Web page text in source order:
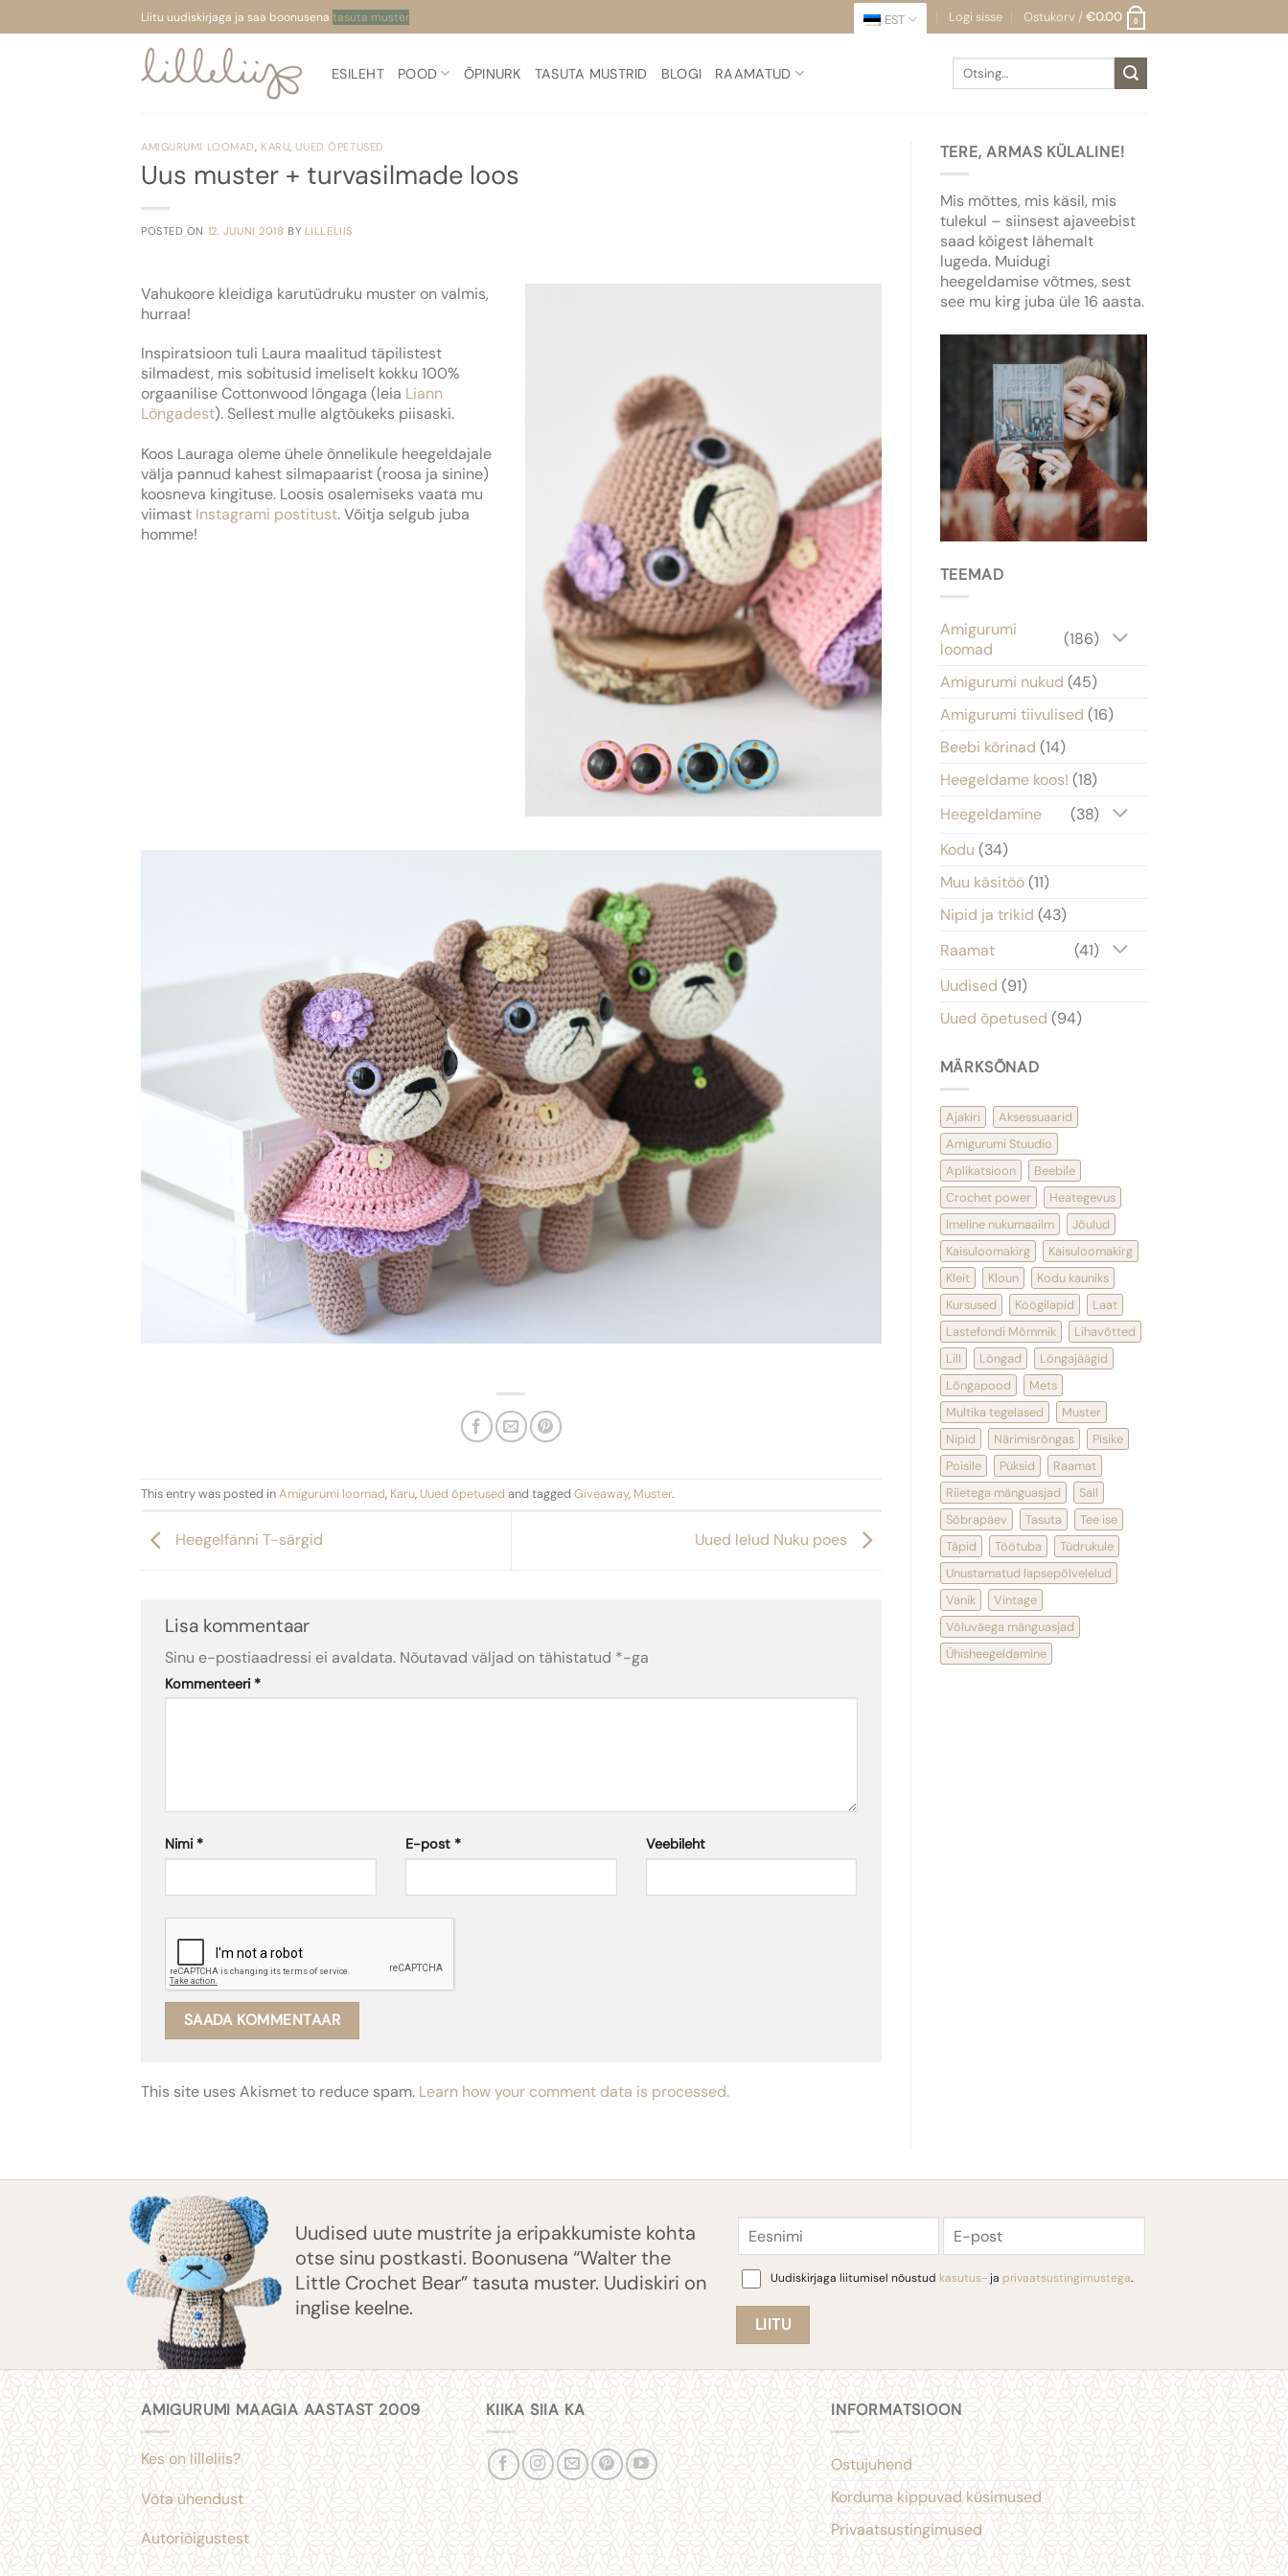
to
Liitu uudiskirjaga ja saa boonusena tasuta muster EST Logi sisse Ostukorv /€0.00 0
ESILEHT POOD ÕPINURK TASUTA MUSTRID BLOGI RAAMATUD
AMIGURUMI LOOMAD, KARU, UUED ÕPETUSED
Uus muster + turvasilmade loos
POSTED ON 12. JUUNI 2018 BY LILLELIIS
Vahukoore kleidiga karutüdruku muster on valmis,
hurraa!
Inspiratsioon tuli Laura maalitud täpilistest
silmadest, mis sobitusid imeliselt kokku 100%
orgaanilise Cottonwood lõngaga (leia Liann
Lõngadest). Sellest mulle algtõukeks piisaski.
Koos Lauraga oleme ühele õnnelikule heegeldajale
välja pannud kahest silmapaarist (roosa ja sinine)
koosneva kingituse. Loosis osalemiseks vaata mu
viimast Instagrami postitust. Võitja selgub juba
homme!
This entry was posted inAmigurumi loomad, Karu, Uued õpetused and tagged Giveaway, Muster.
Heegelfänni T-särgid Uued lelud Nuku poes
Lisa kommentaar
Sinu e-postiaadressi ei avaldata. Nõutavad väljad on tähistatud *-ga
Kommenteeri *
Nimi * E-post * Veebileht
This site uses Akismet to reduce spam. Learn how your comment data is processed.
TERE, ARMAS KÜLALINE!
Mis mõttes, mis käsil, mis
tulekul – siinsest ajaveebist
saad kõigest lähemalt
lugeda. Muidugi
heegeldamise võtmes, sest
see mu kirg juba üle 16 aasta.
TEEMAD
Amigurumi
loomad
(186)
Amigurumi nukud (45)
Amigurumi tiivulised (16)
Beebi kõrinad (14)
Heegeldame koos! (18)
Heegeldamine
(38)
Kodu (34)
Muu käsitöö(11)
Nipid ja trikid (43)
Raamat
(41)
Uudised (91)
Uued õpetused (94)
MÄRKSÕNAD
Ajakiri
Aksessuaarid
Amigurumi Stuudio
Aplikatsioon
Beebile
Crochet power
Heategevus
Imeline nukumaailm
Jõulud
Kaisuloomakirg
Kaisuloomakirg
Kleit
Kloun
Kodu kauniks
Kursused
Köögilapid
Laat
Lastefondi Mõmmik
Lihavõtted
Lill
Lõngad
Lõngajäägid
Lõngapood
Mets
Multika tegelased
Muster
Nipid
Närimisrõngas
Pisike
Poisile
Püksid
Raamat
Riietega mänguasjad
Sall
Sõbrapäev
Tasuta
Tee ise
Täpid
Töötuba
Tüdrukule
Unustamatud lapsepõlvelelud
Vanik
Vintage
Võluväega mänguasjad
Ühisheegeldamine
Uudised uute mustrite ja eripakkumiste kohta
otse sinu postkasti. Boonusena “Walter the
Little Crochet Bear” tasuta muster. Uudiskiri on
inglise keelne.
post
ConsentUudiskirjaga liitumisel nõustud kasutus- ja privaatsustingimustega.
AMIGURUMI MAAGIA AASTAST 2009
Kes on lilleliis?
Võta ühendust
Autoriõigustest
KIIKA SIIA KA INFORMATSIOON
Ostujuhend
Korduma kippuvad küsimused
Privaatsustingimused